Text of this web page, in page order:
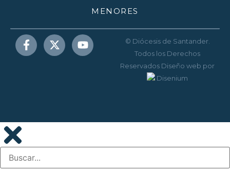
MENORES
© Diócesis de Santander.
Todos los Derechos
Reservados Diseño web por
Disenium